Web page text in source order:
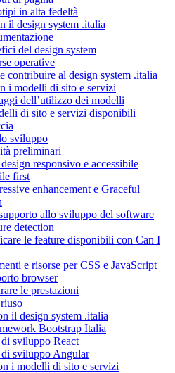
in alta fedeltà
il design system .italia
del design system
operative
contribuire al design system .italia
i modelli di sito e servizi
dell’utilizzo dei modelli
di sito e servizi disponibili
sviluppo
preliminari
responsivo e accessibile
first
enhancement e Graceful
allo sviluppo del software
detection
le feature disponibili con Can I
e risorse per CSS e JavaScript
browser
le prestazioni
il design system .italia
Bootstrap Italia
sviluppo React
sviluppo Angular
i modelli di sito e servizi